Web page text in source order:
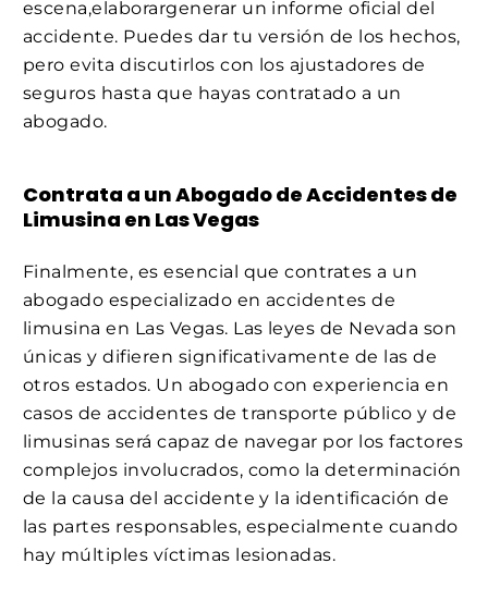
escena,elaborargenerar un informe oficial del
accidente. Puedes dar tu versión de los hechos,
pero evita discutirlos con los ajustadores de
seguros hasta que hayas contratado a un
abogado.
Contrata a un Abogado de Accidentes de
Limusina en Las Vegas
Finalmente, es esencial que contrates a un
abogado especializado en accidentes de
limusina en Las Vegas. Las leyes de Nevada son
únicas y difieren significativamente de las de
otros estados. Un abogado con experiencia en
casos de accidentes de transporte público y de
limusinas será capaz de navegar por los factores
complejos involucrados, como la determinación
de la causa del accidente y la identificación de
las partes responsables, especialmente cuando
hay múltiples víctimas lesionadas.